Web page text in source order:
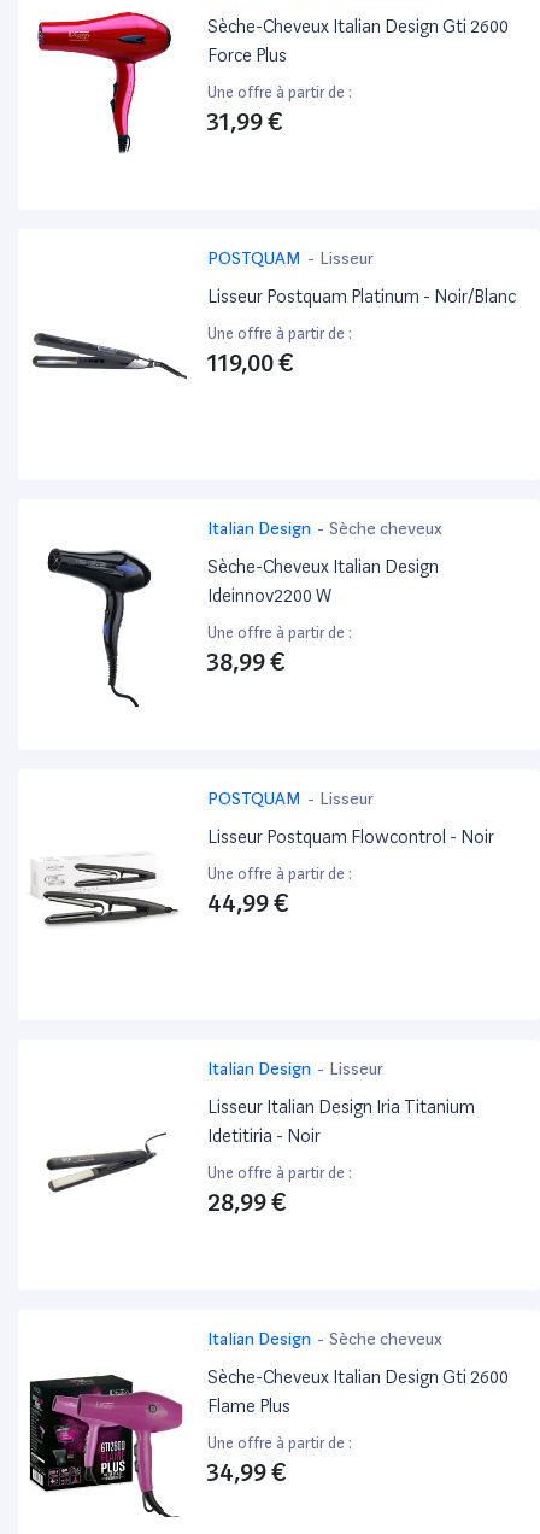
Sèche-Cheveux Italian Design Gti 2600
Force Plus
Une offre à partir de :
31,99 €
POSTQUAM - Lisseur
Lisseur Postquam Platinum - Noir/Blanc
Une offre à partir de :
119,00 €
Italian Design - Sèche cheveux
Sèche-Cheveux Italian Design
Ideinnov2200 W
Une offre à partir de :
38,99 €
POSTQUAM - Lisseur
Lisseur Postquam Flowcontrol - Noir
Une offre à partir de :
44,99 €
Italian Design - Lisseur
Lisseur Italian Design Iria Titanium
Idetitiria - Noir
Une offre à partir de :
28,99 €
Italian Design - Sèche cheveux
Sèche-Cheveux Italian Design Gti 2600
Flame Plus
Une offre à partir de :
34,99 €